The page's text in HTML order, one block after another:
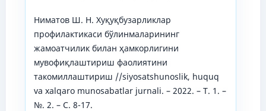
Ниматов Ш. Н. Хуқуқбузарликлар
профилактикаси бўлинмаларининг
жамоатчилик билан ҳамкорлигини
мувофиқлаштириш фаолиятини
такомиллаштириш //siyosatshunoslik, huquq
va xalqaro munosabatlar jurnali. – 2022. – Т. 1. –
№. 2. – С. 8-17.